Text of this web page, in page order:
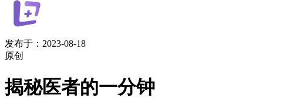
发布于：2023-08-18
原创
揭秘医者的一分钟